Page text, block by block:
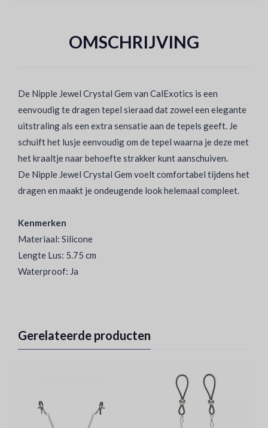
OMSCHRIJVING
De Nipple Jewel Crystal Gem van CalExotics is een
eenvoudig te dragen tepel sieraad dat zowel een elegante
uitstraling als een extra sensatie aan de tepels geeft. Je
schuift het lusje eenvoudig om de tepel waarna je deze met
het kraaltje naar behoefte strakker kunt aanschuiven.
De Nipple Jewel Crystal Gem voelt comfortabel tijdens het
dragen en maakt je ondeugende look helemaal compleet.
Kenmerken
Materiaal: Silicone
Lengte Lus: 5.75 cm
Waterproof: Ja
Gerelateerde producten